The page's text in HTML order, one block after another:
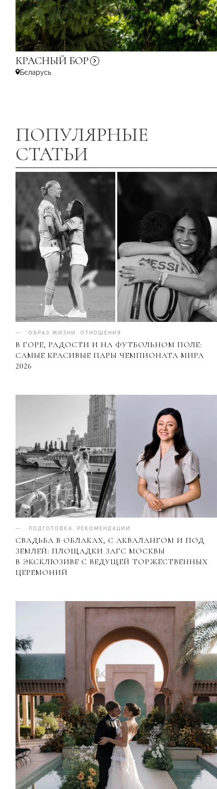
КРАСНЫЙ БОР
Бєларусь
ПОПУЛЯРНЫЕ
СТАТЬИ
ОБРАЗ ЖИЗНИ . ОТНОШЕНИЯ
В ГОРЕ, РАДОСТИ И НА ФУТБОЛЬНОМ ПОЛЕ:
САМЫЕ КРАСИВЫЕ ПАРЫ ЧЕМПИОНАТА МИРА
2026
ПОДГОТОВКА РЕКОМЕНДАЦИИ
СВАДЬБА В ОБЛАКАХ, С АКВАЛАНГОМ И ПОД
ЗЕМЛЕЙ: ПЛОЩАДКИ ЗАГС МОСКВЫ
В ЭКСКЛЮЗИВЕ С ВЕДУЩЕЙ ТОРЖЕСТВЕННЫХ
ЦЕРЕМОНИЙ